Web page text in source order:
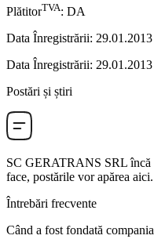
PlătitorTVA: DA
Data Înregistrării: 29.01.2013
Data Înregistrării: 29.01.2013
Postări și știri
SC GERATRANS SRLîncă
face, postările vor apărea aici.
Întrebări frecvente
Când a fost fondată compania